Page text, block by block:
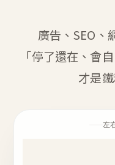
廣告、SEO、
「停了還在、會
才是
左